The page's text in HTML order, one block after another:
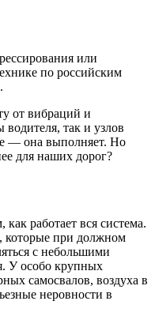
или
по российским
от вибраций и
так и узлов
— она выполняет. Но
для наших дорог?
работает вся система.
при должном
с небольшими
У особо крупных
самосвалов, воздуха в
неровности в